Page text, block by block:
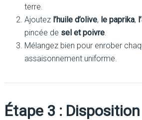
terre.
Ajoutez l’huile d’olive, le paprika,
pincée de sel et poivre.
Mélangez bien pour enrober
assaisonnement uniforme.
Étape 3 :